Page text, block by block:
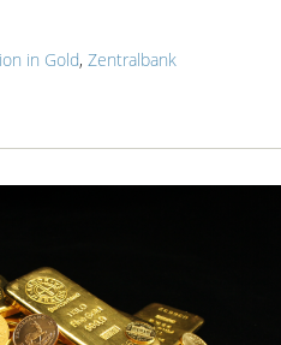
in Gold, Zentralbank